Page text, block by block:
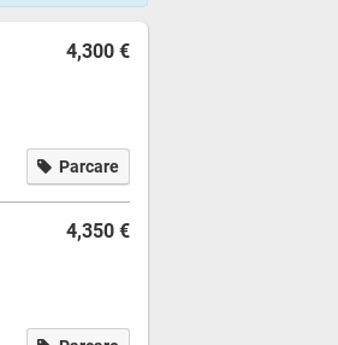
4,300 €
Parcare
4,350 €